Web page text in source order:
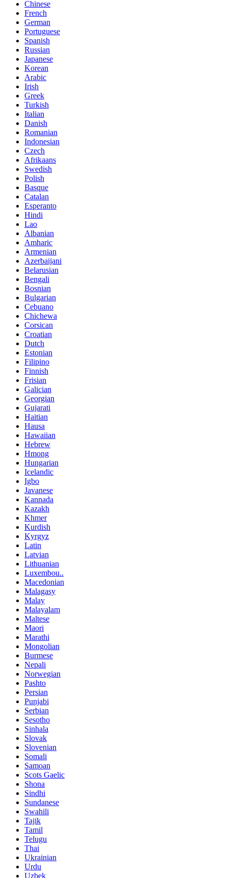
Chinese
French
German
Portuguese
Spanish
Russian
Japanese
Korean
Arabic
Irish
Greek
Turkish
Italian
Danish
Romanian
Indonesian
Czech
Afrikaans
Swedish
Polish
Basque
Catalan
Esperanto
Hindi
Lao
Albanian
Amharic
Armenian
Azerbaijani
Belarusian
Bengali
Bosnian
Bulgarian
Cebuano
Chichewa
Corsican
Croatian
Dutch
Estonian
Filipino
Finnish
Frisian
Galician
Georgian
Gujarati
Haitian
Hausa
Hawaiian
Hebrew
Hmong
Hungarian
Icelandic
Igbo
Javanese
Kannada
Kazakh
Khmer
Kurdish
Kyrgyz
Latin
Latvian
Lithuanian
Luxembou..
Macedonian
Malagasy
Malay
Malayalam
Maltese
Maori
Marathi
Mongolian
Burmese
Nepali
Norwegian
Pashto
Persian
Punjabi
Serbian
Sesotho
Sinhala
Slovak
Slovenian
Somali
Samoan
Scots Gaelic
Shona
Sindhi
Sundanese
Swahili
Tajik
Tamil
Telugu
Thai
Ukrainian
Urdu
Uzbek